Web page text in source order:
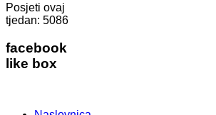
Posjeti ovaj
tjedan: 5086
facebook
like box